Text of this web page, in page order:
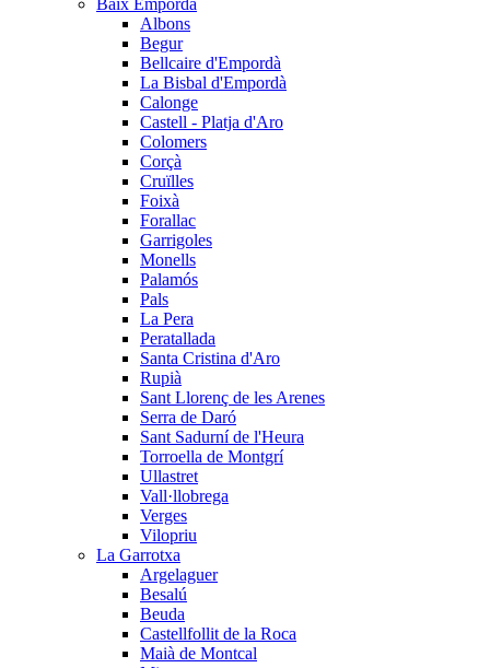
Baix Empordà
Albons
Begur
Bellcaire d'Empordà
La Bisbal d'Empordà
Calonge
Castell - Platja d'Aro
Colomers
Corçà
Cruïlles
Foixà
Forallac
Garrigoles
Monells
Palamós
Pals
La Pera
Peratallada
Santa Cristina d'Aro
Rupià
Sant Llorenç de les Arenes
Serra de Daró
Sant Sadurní de l'Heura
Torroella de Montgrí
Ullastret
Vall·llobrega
Verges
Vilopriu
La Garrotxa
Argelaguer
Besalú
Beuda
Castellfollit de la Roca
Maià de Montcal